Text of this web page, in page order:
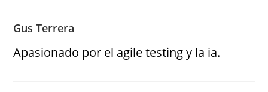
Gus Terrera
Apasionado por el agile testing y la ia.